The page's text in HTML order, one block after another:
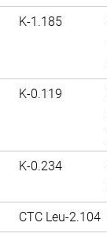
K-1.185
K-0.119
K-0.234
CTC Leu-2.104